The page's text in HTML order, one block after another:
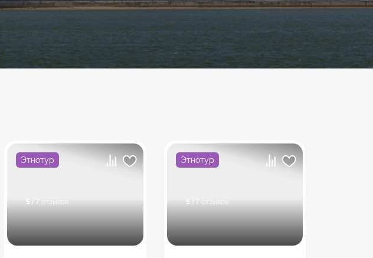
Этнотур
5 / 7 отзывов
Этнотур
5 / 7 отзывов